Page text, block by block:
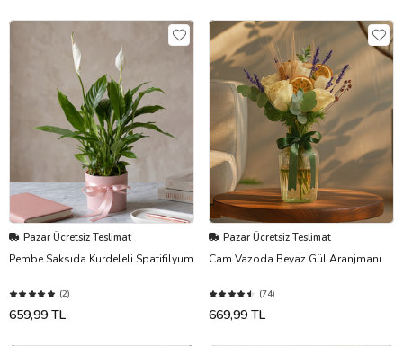
Pazar Ücretsiz Teslimat
Pembe Saksıda Kurdeleli Spatifilyum
(2)
659,99 TL
Pazar Ücretsiz Teslimat
Cam Vazoda Beyaz Gül Aranjmanı
(74)
669,99 TL